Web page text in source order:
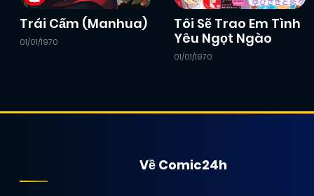
Chapter 79(JL) 09/12/2024
Chapter 75(JL) 09/12/2024
09/12/2024
Trái Cấm (Manhua)
01/01/1970
Tôi Sẽ Trao Em Tình
Yêu Ngọt Ngào
01/01/1970
Về Comic24h